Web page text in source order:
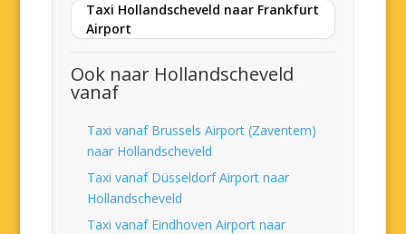
Taxi Hollandscheveld naar Frankfurt
Airport
Ook naar Hollandscheveld
vanaf
Taxi vanaf Brussels Airport (Zaventem)
naar Hollandscheveld
Taxi vanaf Düsseldorf Airport naar
Hollandscheveld
Taxi vanaf Eindhoven Airport naar